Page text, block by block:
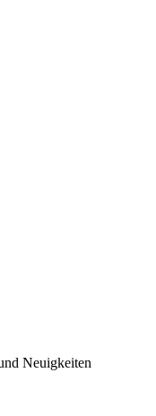
Neuigkeiten